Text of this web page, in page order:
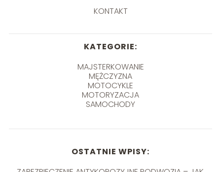
KONTAKT
KATEGORIE:
MAJSTERKOWANIE
MĘŻCZYZNA
MOTOCYKLE
MOTORYZACJA
SAMOCHODY
OSTATNIE WPISY: